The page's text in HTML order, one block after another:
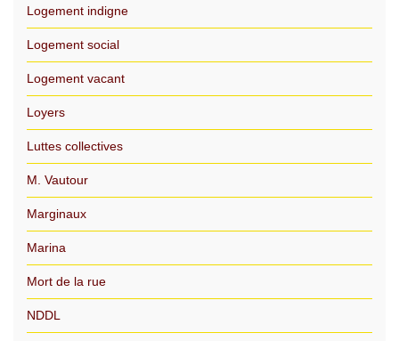
Logement indigne
Logement social
Logement vacant
Loyers
Luttes collectives
M. Vautour
Marginaux
Marina
Mort de la rue
NDDL